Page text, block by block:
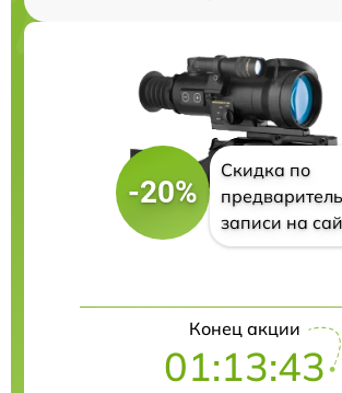
-20%
Скидка по
записи на
Конец акции
01:13:42